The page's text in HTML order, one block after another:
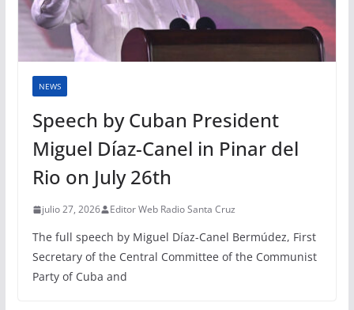
NEWS
Speech by Cuban President
Miguel Díaz-Canel in Pinar del
Rio on July 26th
julio 27, 2026 Editor Web Radio Santa Cruz
The full speech by Miguel Díaz-Canel Bermúdez, First
Secretary of the Central Committee of the Communist
Party of Cuba and